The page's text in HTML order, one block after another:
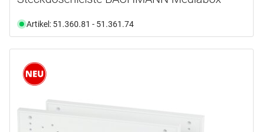
Artikel: 51.360.81 - 51.361.74